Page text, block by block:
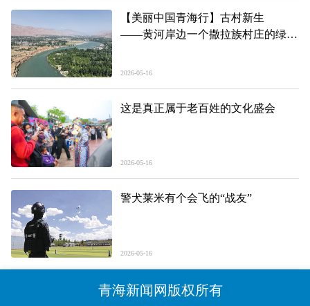
【美丽中国青海行】古村新生
——黄河岸边一个撒拉族村庄的绿色
2026-05-16
这是真正属于老百姓的文化盛会
2026-05-16
警犬莱米有个会飞的“战友”
2026-05-16
青海新闻网版权所有